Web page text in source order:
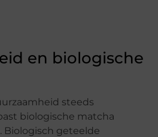
en biologische
steeds
biologische matcha
Biologisch geteelde